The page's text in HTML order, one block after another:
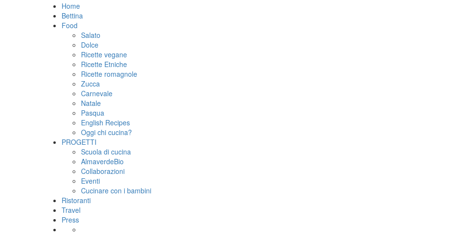
Home
Bettina
Food
Salato
Dolce
Ricette vegane
Ricette Etniche
Ricette romagnole
Zucca
Carnevale
Natale
Pasqua
English Recipes
Oggi chi cucina?
PROGETTI
Scuola di cucina
AlmaverdeBio
Collaborazioni
Eventi
Cucinare con i bambini
Ristoranti
Travel
Press